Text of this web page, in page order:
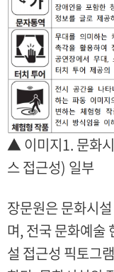
▲ 이미지1. 문화
스 접근성) 일부
장문원은 문화시
며, 전국 문화예술
설 접근성 픽토그